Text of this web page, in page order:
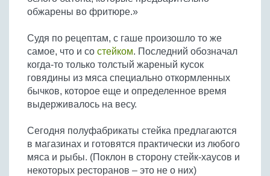
Макароны
Бобовые
Яйца
Крупы
обжарены во фритюре.»
Судя по рецептам, с гаше произошло то же
самое, что и со стейком. Последний обозначал
когда-то только толстый жареный кусок
говядины из мяса специально откормленных
бычков, которое еще и определенное время
выдерживалось на весу.
Сегодня полуфабрикаты стейка предлагаются
в магазинах и готовятся практически из любого
мяса и рыбы. (Поклон в сторону стейк-хаусов и
некоторых ресторанов – это не о них)